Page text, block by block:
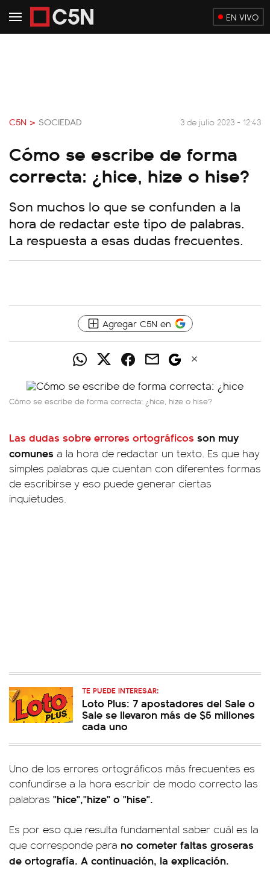
EN VIVO
C5N > SOCIEDAD 3 de julio 2023 - 12:43
Cómo se escribe de forma
correcta: ¿hice, hize o hise?
Son muchos lo que se confunden a la
hora de redactar este tipo de palabras.
La respuesta a esas dudas frecuentes.
Agregar C5N en
Cómo se escribe de forma correcta: ¿hice, hize o hise?
Las dudas sobre errores ortográficos son muy
comunes a la hora de redactar un texto. Es que hay
simples palabras que cuentan con diferentes formas
de escribirse y eso puede generar ciertas
inquietudes.
TE PUEDE INTERESAR:
Loto Plus: 7 apostadores del Sale o
Sale se llevaron más de $5 millones
cada uno
Uno de los errores ortográficos más frecuentes es
confundirse a la hora escribir de modo correcto las
palabras "hice","hize" o "hise".
Es por eso que resulta fundamental saber cuál es la
que corresponde para no cometer faltas groseras
de ortografía. A continuación, la explicación.